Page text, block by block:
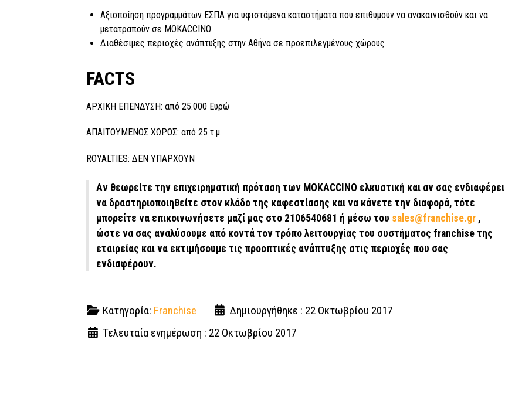
Αξιοποίηση προγραμμάτων ΕΣΠΑ για υφιστάμενα καταστήματα που επιθυμούν να ανακαινισθούν και να
μετατραπούν σε MOKACCINO
Διαθέσιμες περιοχές ανάπτυξης στην Αθήνα σε προεπιλεγμένους χώρους
FACTS
ΑΡΧΙΚΗ ΕΠΕΝΔΥΣΗ: από 25.000 Ευρώ
ΑΠΑΙΤΟΥΜΕΝΟΣ ΧΩΡΟΣ: από 25 τ.μ.
ROYALTIES: ΔΕΝ ΥΠΑΡΧΟΥΝ
Αν θεωρείτε την επιχειρηματική πρόταση των MOKACCINO ελκυστική και αν σας ενδιαφέρει
να δραστηριοποιηθείτε στον κλάδο της καφεστίασης και να κάνετε την διαφορά, τότε
μπορείτε να επικοινωνήσετε μαζί μας στο 2106540681 ή μέσω του sales@franchise.gr ,
ώστε να σας αναλύσουμε από κοντά τον τρόπο λειτουργίας του συστήματος franchise της
εταιρείας και να εκτιμήσουμε τις προοπτικές ανάπτυξης στις περιοχές που σας
ενδιαφέρουν.
Κατηγορία: Franchise
Δημιουργήθηκε : 22 Οκτωβρίου 2017
Τελευταία ενημέρωση : 22 Οκτωβρίου 2017